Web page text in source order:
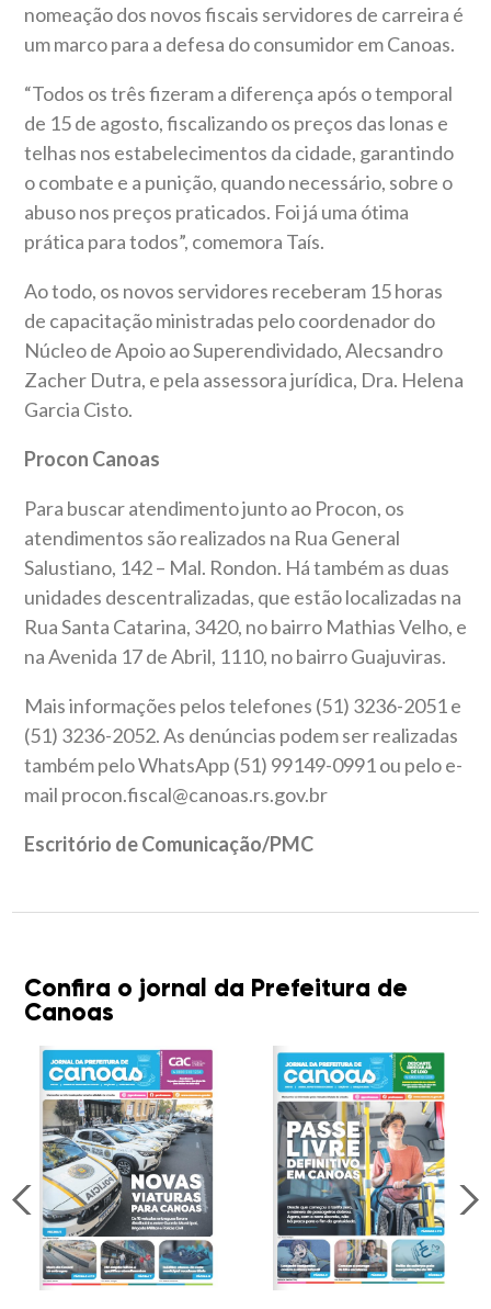
nomeação dos novos fiscais servidores de carreira é
um marco para a defesa do consumidor em Canoas.
“Todos os três fizeram a diferença após o temporal
de 15 de agosto, fiscalizando os preços das lonas e
telhas nos estabelecimentos da cidade, garantindo
o combate e a punição, quando necessário, sobre o
abuso nos preços praticados. Foi já uma ótima
prática para todos”, comemora Taís.
Ao todo, os novos servidores receberam 15 horas
de capacitação ministradas pelo coordenador do
Núcleo de Apoio ao Superendividado, Alecsandro
Zacher Dutra, e pela assessora jurídica, Dra. Helena
Garcia Cisto.
Procon Canoas
Para buscar atendimento junto ao Procon, os
atendimentos são realizados na Rua General
Salustiano, 142 – Mal. Rondon. Há também as duas
unidades descentralizadas, que estão localizadas na
Rua Santa Catarina, 3420, no bairro Mathias Velho, e
na Avenida 17 de Abril, 1110, no bairro Guajuviras.
Mais informações pelos telefones (51) 3236-2051 e
(51) 3236-2052. As denúncias podem ser realizadas
também pelo WhatsApp (51) 99149-0991 ou pelo e-
mail procon.fiscal@canoas.rs.gov.br
Escritório de Comunicação/PMC
Confira o jornal da Prefeitura de
Canoas